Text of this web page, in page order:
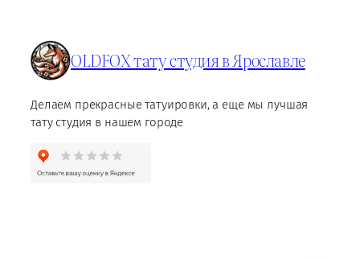
OLDFOX тату студия в Ярославле
Делаем прекрасные татуировки, а еще мы лучшая
тату студия в нашем городе